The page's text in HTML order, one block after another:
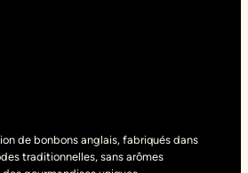
de bonbons anglais, fabriqués dans
traditionnelles, sans arômes